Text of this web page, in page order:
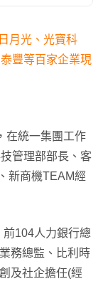
月光、光寶科
豐等百家企業現
在統一集團工作
管理部部長、客
新商機TEAM經
104人力銀行總
務總監、比利時
及社企擔任(經